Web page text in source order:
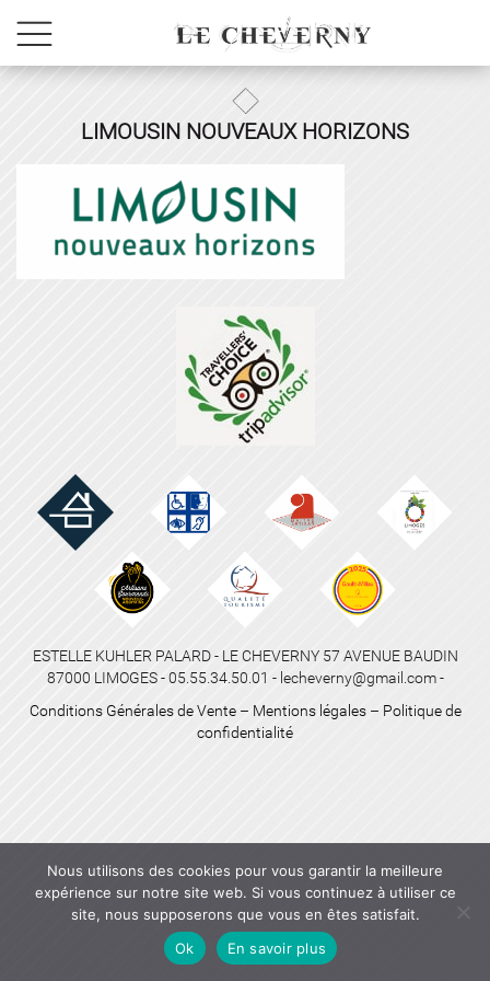
LIMOUSIN NOUVEAUX HORIZONS
ESTELLE KUHLER PALARD - LE CHEVERNY 57 AVENUE BAUDIN
87000 LIMOGES - 05.55.34.50.01 - lecheverny@gmail.com -
Conditions Générales de Vente– Mentions légales– Politique de
confidentialité
Nous utilisons des cookies pour vous garantir la meilleure
expérience sur notre site web. Si vous continuez à utiliser ce
site, nous supposerons que vous en êtes satisfait.
Ok
En savoir plus